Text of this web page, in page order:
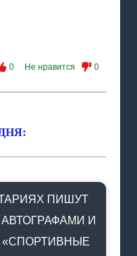
0 Не нравится 0
ПИШУТ
И
«СПОРТИВНЫЕ